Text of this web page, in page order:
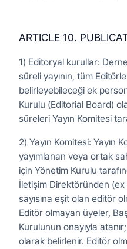
ARTICLE 10.
1) Editoryal kurullar:
süreli yayının, tüm
belirleyebileceği ek
Kurulu (Editorial Board)
süreleri Yayın Komitesi
2) Yayın Komitesi: Yayın
yayımlanan veya ortak
için Yönetim Kurulu
İletişim Direktöründen (ex
sayısına eşit olan editör
Editör olmayan üyeler,
Kurulunun onayıyla
olarak belirlenir. Editör